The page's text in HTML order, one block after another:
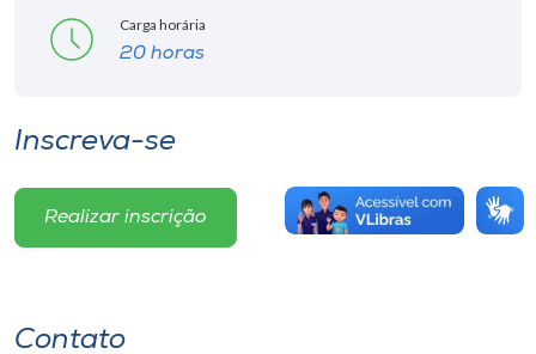
Carga horária
20 horas
Inscreva-se
Realizar inscrição
Contato